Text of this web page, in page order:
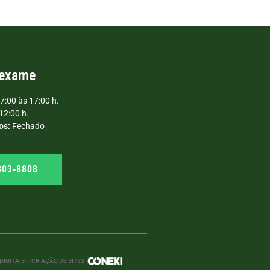
às 17:00 h.
h.
Fechado
| CRIAÇÃO DE SITES